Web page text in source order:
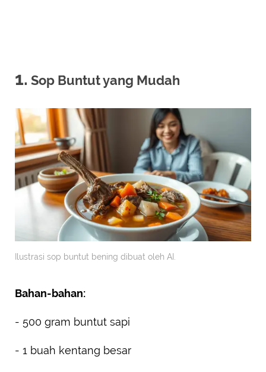
1. Sop Buntut yang Mudah
Ilustrasi sop buntut bening dibuat oleh AI.
Bahan-bahan:
- 500 gram buntut sapi
- 1 buah kentang besar